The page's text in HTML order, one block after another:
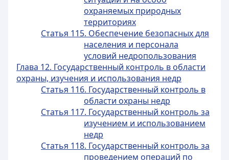
охраняемых природных
территориях
Статья 115. Обеспечение безопасных для
населения и персонала
условий недропользования
Глава 12. Государственный контроль в области
охраны, изучения и использования недр
Статья 116. Государственный контроль в
области охраны недр
Статья 117. Государственный контроль за
изучением и использованием
недр
Статья 118. Государственный контроль за
проведением операций по